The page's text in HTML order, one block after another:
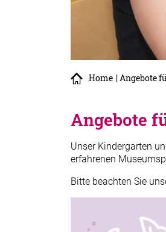
Home | Angebote
Angebote
Unser Kindergarten
erfahrenen
Bitte beachten Sie